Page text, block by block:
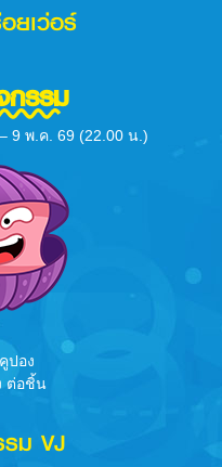
ยเว่อร์
กรรม
9 พ.ค. 69 (22.00 น.)
ปอง
ต่อชิ้น
ม VJ